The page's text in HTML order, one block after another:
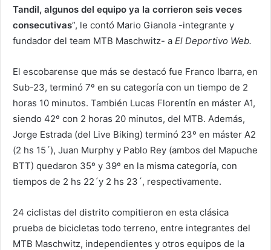
Tandil, algunos del equipo ya la corrieron seis veces
consecutivas”, le contó Mario Gianola -integrante y
fundador del team MTB Maschwitz- a El Deportivo Web.
El escobarense que más se destacó fue Franco Ibarra, en
Sub-23, terminó 7º en su categoría con un tiempo de 2
horas 10 minutos. También Lucas Florentín en máster A1,
siendo 42º con 2 horas 20 minutos, del MTB. Además,
Jorge Estrada (del Live Biking) terminó 23º en máster A2
(2 hs 15´), Juan Murphy y Pablo Rey (ambos del Mapuche
BTT) quedaron 35º y 39º en la misma categoría, con
tiempos de 2 hs 22´y 2 hs 23´, respectivamente.
24 ciclistas del distrito compitieron en esta clásica
prueba de bicicletas todo terreno, entre integrantes del
MTB Maschwitz, independientes y otros equipos de la